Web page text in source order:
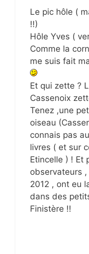
Le pic hôle (
!!)
Hôle Yves (
Comme la
me suis fait
Et qui zette ?
Cassenoix
Tenez ,une
oiseau
connais pas
livres ( et sur
Etincelle ) ! Et
observateurs
2012 , ont eu
dans des
Finistère !!